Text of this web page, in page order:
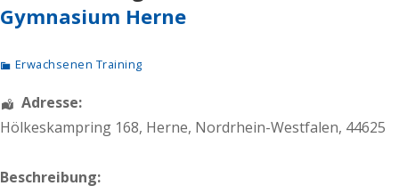
Gymnasium Herne
Erwachsenen Training
Adresse:
Hölkeskampring 168, Herne, Nordrhein-Westfalen, 44625
Beschreibung: